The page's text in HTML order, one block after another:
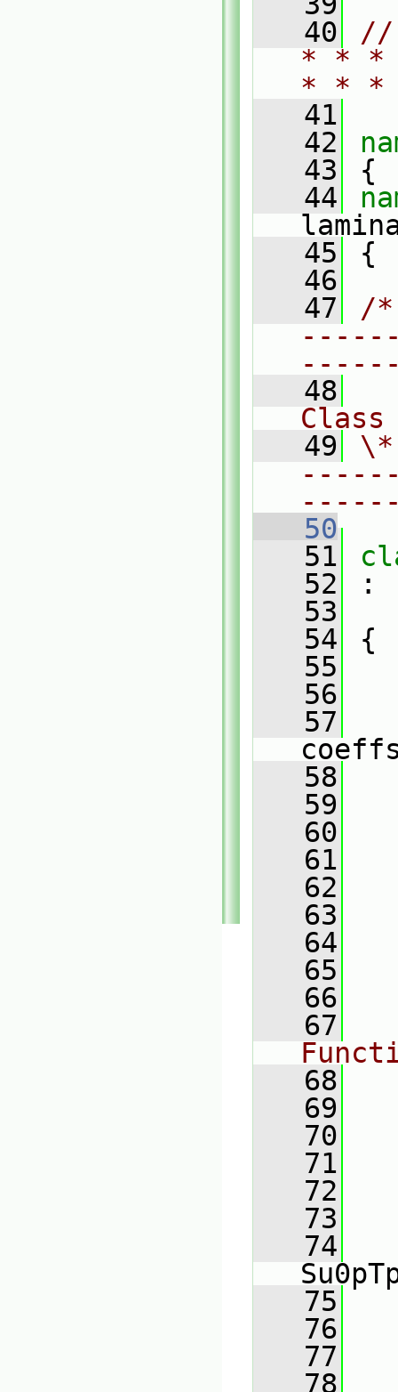
   40
//
* * *
* *
   41
   42
   43
{
   44
   45
{
   46
   47
/
   48
Class
   49
   50
   51
   52
:
   53
   54
{
   55
   56
   57
   58
   59
   60
   61
   62
   63
   64
   65
   66
   67
   68
   69
   70
   71
   72
   73
   74
   75
   76
   77
   78